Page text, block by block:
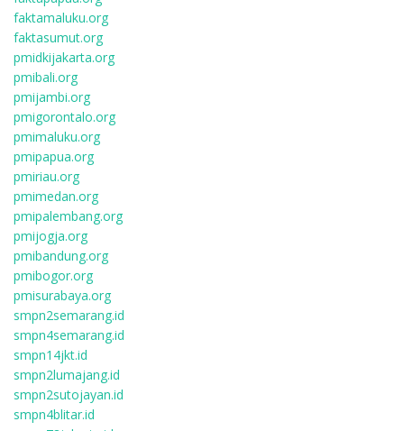
faktamaluku.org
faktasumut.org
pmidkijakarta.org
pmibali.org
pmijambi.org
pmigorontalo.org
pmimaluku.org
pmipapua.org
pmiriau.org
pmimedan.org
pmipalembang.org
pmijogja.org
pmibandung.org
pmibogor.org
pmisurabaya.org
smpn2semarang.id
smpn4semarang.id
smpn14jkt.id
smpn2lumajang.id
smpn2sutojayan.id
smpn4blitar.id